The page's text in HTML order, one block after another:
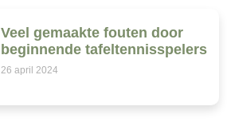
Veel gemaakte fouten door
beginnende tafeltennisspelers
26 april 2024